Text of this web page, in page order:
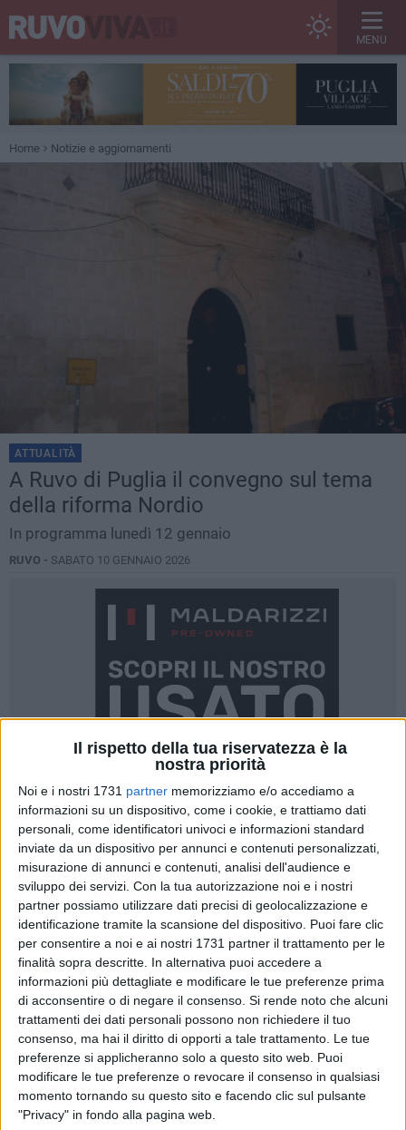
Il rispetto della tua riservatezza è la
nostra priorità
Noi e i nostri 1731 partner memorizziamo e/o accediamo a
informazioni su un dispositivo, come i cookie, e trattiamo dati
personali, come identificatori univoci e informazioni standard
inviate da un dispositivo per annunci e contenuti personalizzati,
misurazione di annunci e contenuti, analisi dell'audience e
sviluppo dei servizi. Con la tua autorizzazione noi e i nostri
partner possiamo utilizzare dati precisi di geolocalizzazione e
identificazione tramite la scansione del dispositivo. Puoi fare clic
per consentire a noi e ai nostri 1731 partner il trattamento per le
finalità sopra descritte. In alternativa puoi accedere a
informazioni più dettagliate e modificare le tue preferenze prima
di acconsentire o di negare il consenso. Si rende noto che alcuni
trattamenti dei dati personali possono non richiedere il tuo
consenso, ma hai il diritto di opporti a tale trattamento. Le tue
preferenze si applicheranno solo a questo sito web. Puoi
modificare le tue preferenze o revocare il consenso in qualsiasi
momento tornando su questo sito e facendo clic sul pulsante
"Privacy" in fondo alla pagina web.
MENU
Home Notizie e aggiornamenti
ATTUALITÀ
A Ruvo di Puglia il convegno sul tema
della riforma Nordio
In programma lunedì 12 gennaio
RUVO - SABATO 10 GENNAIO 2026
19
A Ruvo di Puglia si svolgerà il convegno di presentazione a,
palazzo Caputi, il 12 gennaio 2026, alle ore 18,30, del
Comitato dell' Associazione Nazionale Magistrati per la
difesa della Costituzione e dei cittadini e l'esposizione delle
ragioni del NO al referendum costituzionale sulla giustizia
della primavera 2026.
Sul tema "La riforma Nordio del' ordinamento giudiziario"
interverranno: Renato Nitti, Procuratore Della Repubblica
Trani, Vincenzo V. Chionna, Avvocato e Professore Ordinario